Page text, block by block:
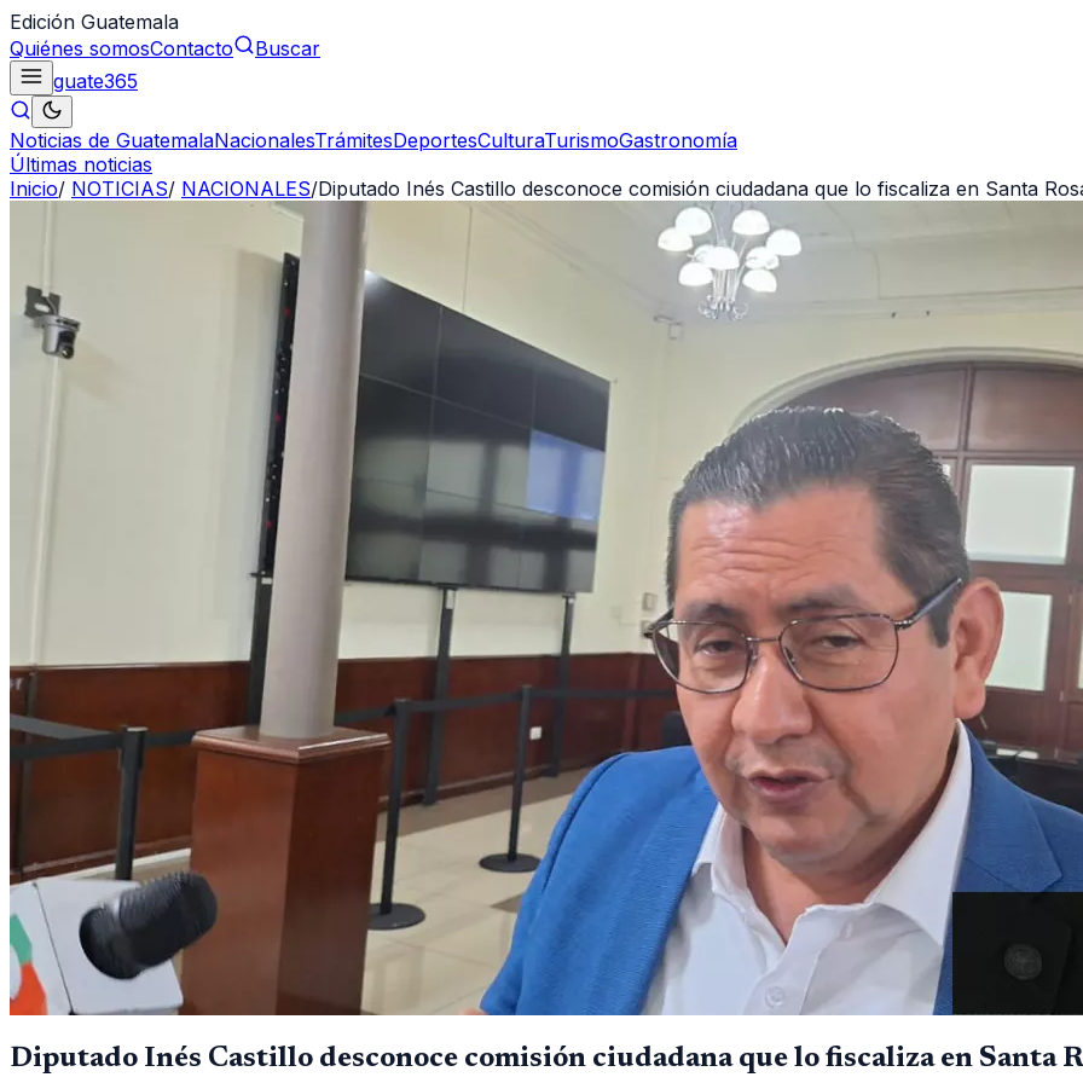
Edición Guatemala
Quiénes somosContacto
Buscar
guate365
Noticias de GuatemalaNacionalesTrámitesDeportesCulturaTurismoGastronomía
Últimas noticias
Inicio/ NOTICIAS/ NACIONALES/Diputado Inés Castillo desconoce comisión ciudadana que lo fiscaliza en Santa
Diputado Inés Castillo desconoce comisión ciudadana que lo fiscaliza en Santa